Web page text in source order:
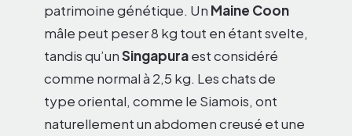
patrimoine génétique. Un Maine Coon
mâle peut peser 8 kg tout en étant svelte,
tandis qu’unSingapuraest considéré
comme normal à 2,5 kg. Les chats de
type oriental, comme le Siamois, ont
naturellement un abdomen creusé et une